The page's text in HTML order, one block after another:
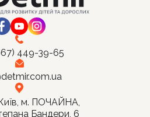
449-39-65
м. ПОЧАЙНА,
Бандери, 6